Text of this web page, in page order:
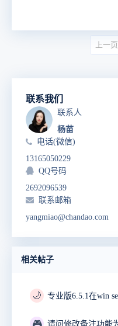
上一页
联系我们
联系人
杨苗
电话(微信)
13165050229
QQ号码
2692096539
联系邮箱
yangmiao@chandao.com
相关帖子
🌙
🎮